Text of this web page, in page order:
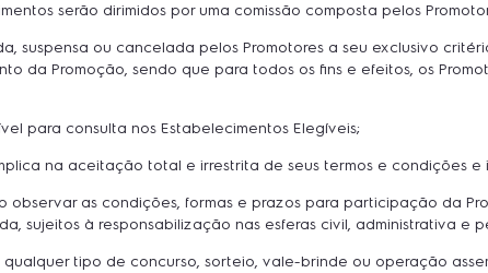
serão dirimidos por uma comissão composta pelos
suspensa ou cancelada pelos Promotores a seu exclusivo
da Promoção, sendo que para todos os fins e efeitos, os
para consulta nos Estabelecimentos Elegíveis;
na aceitação total e irrestrita de seus termos e condições
observar as condições, formas e prazos para participação da
sujeitos à responsabilização nas esferas civil, administrativa e
qualquer tipo de concurso, sorteio, vale-brinde ou operação